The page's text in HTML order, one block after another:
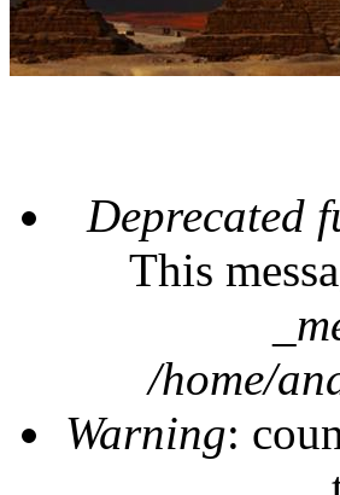
Deprecated
This
/home/
Warning: